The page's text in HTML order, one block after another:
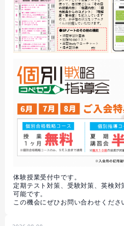
体験授業受付中です。
定期テスト対策、受験対策、英検
可能です。
この機会にぜひお問い合わせくださ